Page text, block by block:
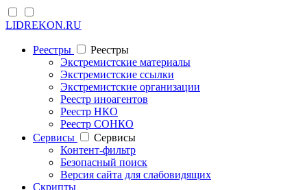
LIDREKON.RU
Реестры
Реестры
Экстремистские материалы
Экстремистские ссылки
Экстремистские организации
Реестр иноагентов
Реестр НКО
Реестр СОНКО
Cервисы
Cервисы
Контент-фильтр
Безопасный поиск
Версия сайта для слабовидящих
Скрипты